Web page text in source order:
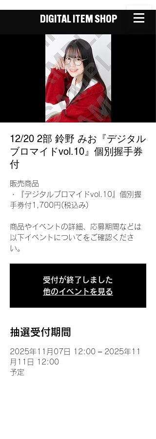
DIGITAL ITEM SHOP
12/20 2部 鈴野 みお『デジタル
ブロマイドvol.10』個別握手券
付
販売商品
・『デジタルブロマイドvol.10』個別握
手券付1,700円(税込み)
商品やイベントの詳細、応募期間などは
以下イベントについてをご確認くださ
い。
受付が終了しました
他のイベントを見る
抽選受付期間
2025年11月07日 12:00 – 2025年11
月11日 12:00
予定